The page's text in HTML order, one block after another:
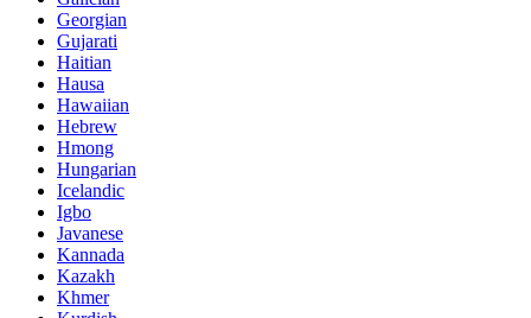
Georgian
Gujarati
Haitian
Hausa
Hawaiian
Hebrew
Hmong
Hungarian
Icelandic
Igbo
Javanese
Kannada
Kazakh
Khmer